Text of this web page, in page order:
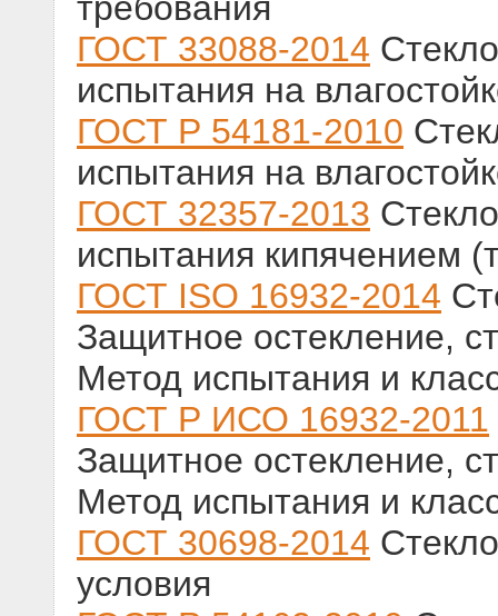
ГОСТ 33088-2014
испытания на
ГОСТ Р 54181-2010
испытания на
ГОСТ 32357-2013
испытания кипячением
ГОСТ ISO 16932-2014
Защитное остекление,
Метод испытания и
ГОСТ Р ИСО 16932-2011
Защитное остекление,
Метод испытания и
ГОСТ 30698-2014
условия